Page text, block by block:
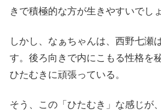
きで積極的な方が生きやすいでしょ
しかし、なぁちゃんは、西野七瀬
す。後ろ向きで内にこもる性格を
ひたむきに頑張っている。
そう、この「ひたむき」な感じが